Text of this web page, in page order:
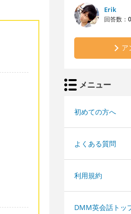
Erik
回答数： 0
ア
メニュー
初めての方へ
よくある質問
利用規約
DMM英会話トッ